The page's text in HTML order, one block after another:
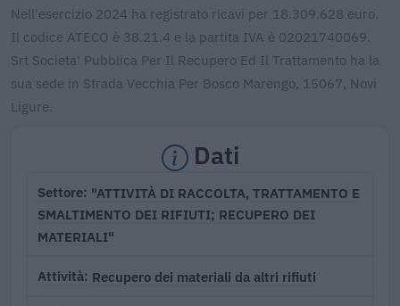
Nell'esercizio 2024 ha registrato ricavi per 18.309.628 euro.
Il codice ATECO è 38.21.4 e la partita IVA è 02021740069.
Srt Societa' Pubblica Per Il Recupero Ed Il Trattamento ha la
sua sede in Strada Vecchia Per Bosco Marengo, 15067, Novi
Ligure.
Dati
Settore "ATTIVITÀ DI RACCOLTA, TRATTAMENTO E
SMALTIMENTO DEI RIFIUTI; RECUPERO DEI
MATERIALI"
Attività Recupero dei materiali da altri rifiuti